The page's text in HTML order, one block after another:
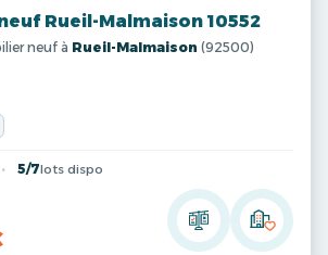
Rueil-Malmaison 10552
neuf à Rueil-Malmaison (92500)
5/7lots dispo